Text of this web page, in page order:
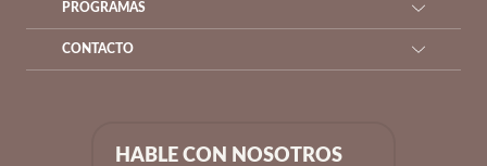
PROGRAMAS
CONTACTO
HABLE CON NOSOTROS